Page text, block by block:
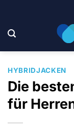
springen
HYBRIDJACKEN
Die
für